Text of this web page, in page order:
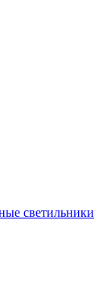
светильники